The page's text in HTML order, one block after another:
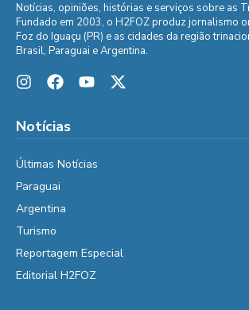
Notícias, opiniões, histórias e serviços sobre as
Fundado em 2003, o H2FOZ produz jornalismo
Foz do Iguaçu (PR) e as cidades da região
Brasil, Paraguai e Argentina.
Notícias
Últimas Notícias
Paraguai
Argentina
Turismo
Reportagem Especial
Editorial H2FOZ